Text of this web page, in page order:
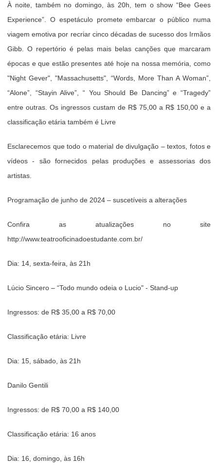
À noite, também no domingo, às 20h, tem o show “Bee Gees
Experience”. O espetáculo promete embarcar o público numa
viagem emotiva por recriar cinco décadas de sucesso dos Irmãos
Gibb. O repertório é pelas mais belas canções que marcaram
épocas e que estão presentes até hoje na nossa memória, como
"Night Gever", "Massachusetts", “Words, More Than A Woman”,
“Alone”, “Stayin Alive”, “ You Should Be Dancing” e “Tragedy”
entre outras. Os ingressos custam de R$ 75,00 a R$ 150,00 e a
classificação etária também é Livre
Esclarecemos que todo o material de divulgação – textos, fotos e
vídeos - são fornecidos pelas produções e assessorias dos
artistas.
Programação de junho de 2024 – suscetíveis a alterações
Confira as atualizações no site
http://www.teatrooficinadoestudante.com.br/
Dia: 14, sexta-feira, às 21h
Lúcio Sincero – “Todo mundo odeia o Lucio" - Stand-up
Ingressos: de R$ 35,00 a R$ 70,00
Classificação etária: Livre
Dia: 15, sábado, às 21h
Danilo Gentili
Ingressos: de R$ 70,00 a R$ 140,00
Classificação etária: 16 anos
Dia: 16, domingo, às 16h